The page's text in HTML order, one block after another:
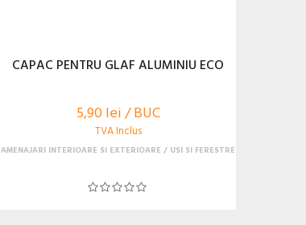
CAPAC PENTRU GLAF ALUMINIU ECO
5,90 lei / BUC
TVA Inclus
AMENAJARI INTERIOARE SI EXTERIOARE USI SI FERESTRE